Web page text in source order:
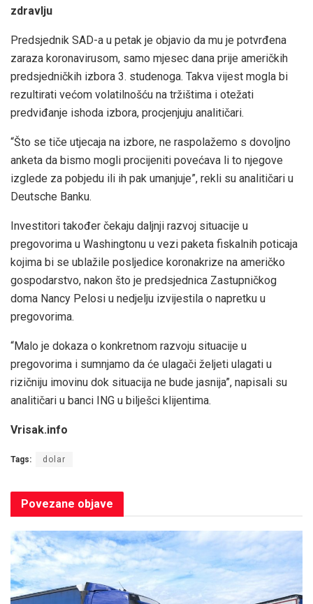
zdravlju
Predsjednik SAD-a u petak je objavio da mu je potvrđena
zaraza koronavirusom, samo mjesec dana prije američkih
predsjedničkih izbora 3. studenoga. Takva vijest mogla bi
rezultirati većom volatilnošću na tržištima i otežati
predviđanje ishoda izbora, procjenjuju analitičari.
“Što se tiče utjecaja na izbore, ne raspolažemo s dovoljno
anketa da bismo mogli procijeniti povećava li to njegove
izglede za pobjedu ili ih pak umanjuje”, rekli su analitičari u
Deutsche Banku.
Investitori također čekaju daljnji razvoj situacije u
pregovorima u Washingtonu u vezi paketa fiskalnih poticaja
kojima bi se ublažile posljedice koronakrize na američko
gospodarstvo, nakon što je predsjednica Zastupničkog
doma Nancy Pelosi u nedjelju izvijestila o napretku u
pregovorima.
“Malo je dokaza o konkretnom razvoju situacije u
pregovorima i sumnjamo da će ulagači željeti ulagati u
rizičniju imovinu dok situacija ne bude jasnija”, napisali su
analitičari u banci ING u bilješci klijentima.
Vrisak.info
Tags: dolar
Povezane objave